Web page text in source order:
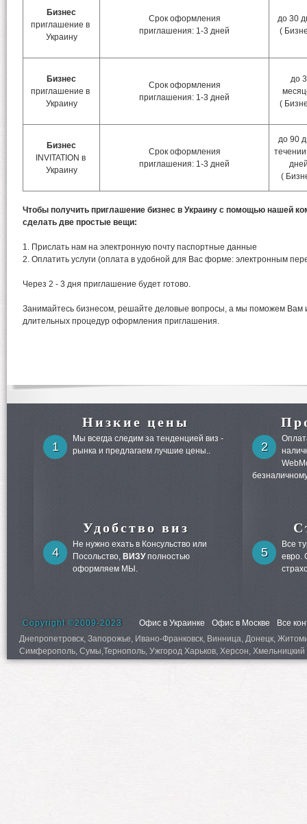
Бизнес
приглашение в
Украину
Срок оформления
приглашения: 1-3 дней
до 30
(
Бизнес
приглашение в
Украину
Срок оформления
приглашения: 1-3 дней
до 3
(
Бизнес
INVITATION в
Украину
Срок оформления
приглашения: 1-3 дней
до 90
(
Чтобы получить приглашение бизнес в Украину с помощью нашей
сделать две простые вещи:
1. Прислать нам на электронную почту паспортные данные
2. Оплатить услуги (оплата в удобной для Вас форме: электронным
Через 2 - 3 дня приглашение будет готово.
Занимайтесь бизнесом, решайте деловые вопросы, а мы поможем Вам
длительных процедур оформления приглашения.
Низкие цены
1
Мы всегда следим за тенденцией виз -
рынка и предлагаем лучшие цены..
2
Удобство виз
4
Не нужно ехать в Консульство или
Посольство, ВИЗУполностью
оформляем МЫ.
5
Все
евро.
Copyright ©2009-2023 Офис в Украинке Офис в Москве
Все
Днепропетровск, Запорожье, Ивано-Франковск, Винница, Донецк,
Симферополь, Сумы,Тернополь, Ужгород Харьков, Херсон,